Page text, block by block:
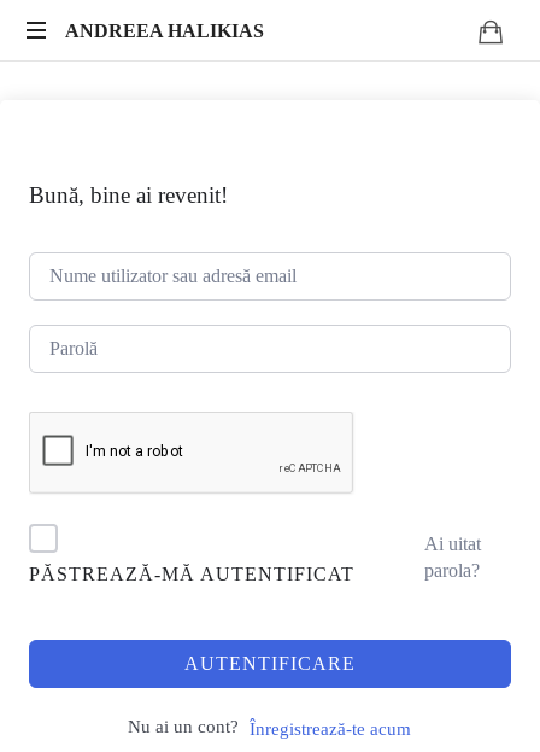
ANDREEA
ANDREEA HALIKIAS
impact
Bună, bine ai revenit!
PĂSTREAZĂ-MĂ AUTENTIFICAT
Ai uitat
parola?
AUTENTIFICARE
Nu ai un cont? Înregistrează-te acum